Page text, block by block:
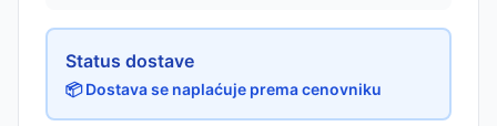
Status dostave
📦 Dostava se naplaćuje prema cenovniku